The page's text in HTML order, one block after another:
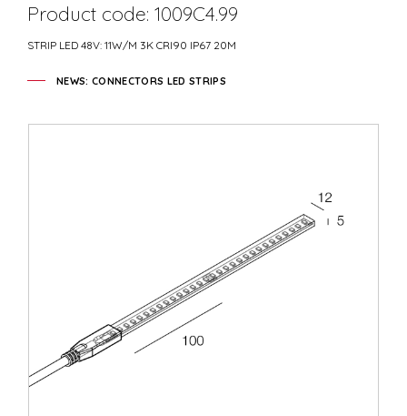
Product code: 1009C4.99
STRIP LED 48V: 11W/M 3K CRI90 IP67 20M
NEWS: CONNECTORS LED STRIPS